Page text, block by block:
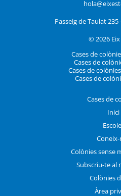
Passeig de Taulat
© 2026 Eix
Cases de
Cases de
Cases de
Cases de
Cases de
Inici
Colònies sense
Subscriu-te al
Colònies
Àrea